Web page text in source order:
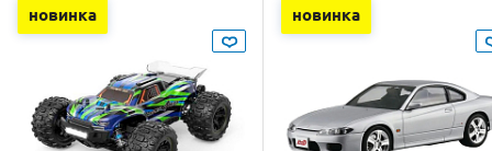
новинка новинка